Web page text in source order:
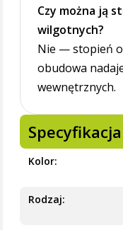
Czy można ją
wilgotnych?
Nie — stopień
obudowa
wewnętrznych.
Specyfikacja
Kolor
Rodzaj